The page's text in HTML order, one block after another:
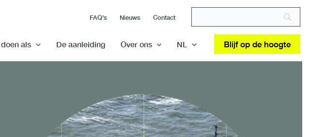
FAQ’s Nieuws Contact
als De aanleiding Over ons NL Blijf op de hoogte